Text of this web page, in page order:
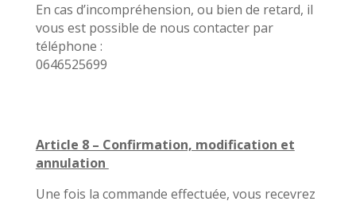
En cas d’incompréhension, ou bien de retard, il
vous est possible de nous contacter par
téléphone :
0646525699
Article 8 – Confirmation, modification et
annulation
Une fois la commande effectuée, vous recevrez